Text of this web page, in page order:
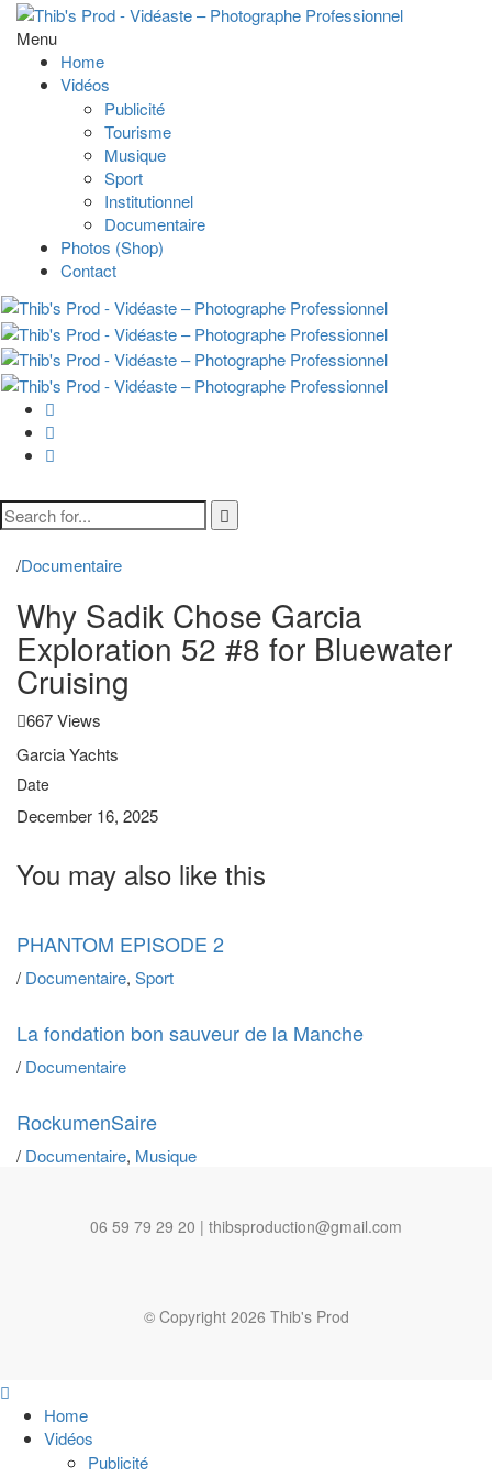
Menu
Home
Vidéos
Publicité
Tourisme
Musique
Sport
Institutionnel
Documentaire
Photos (Shop)
Contact
/Documentaire
Why Sadik Chose Garcia
Exploration 52 #8 for Bluewater
Cruising
667 Views
Garcia Yachts
Date
December 16, 2025
You may also like this
PHANTOM EPISODE 2
/ Documentaire, Sport
La fondation bon sauveur de la Manche
/ Documentaire
RockumenSaire
/ Documentaire, Musique
06 59 79 29 20 | thibsproduction@gmail.com
© Copyright 2026 Thib's Prod
Home
Vidéos
Publicité